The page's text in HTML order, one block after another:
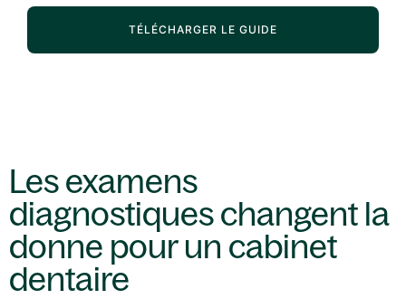
TÉLÉCHARGER LE GUIDE
Les examens
diagnostiques changent la
donne pour un cabinet
dentaire